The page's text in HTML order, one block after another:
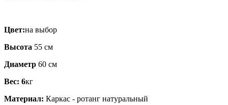
Цвет:на выбор
Высота 55 см
Диаметр 60 см
Вес: 6кг
Материал: Каркас - ротанг натуральный